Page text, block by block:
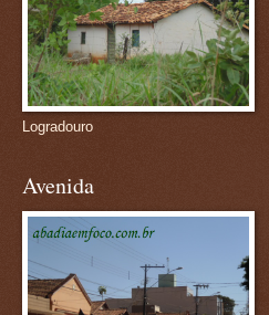
Logradouro
Avenida